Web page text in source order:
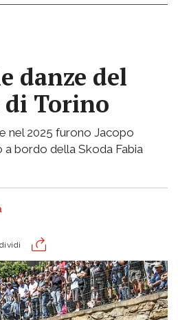
danze del
Torino
nel 2025 furono Jacopo
bordo della Skoda Fabia